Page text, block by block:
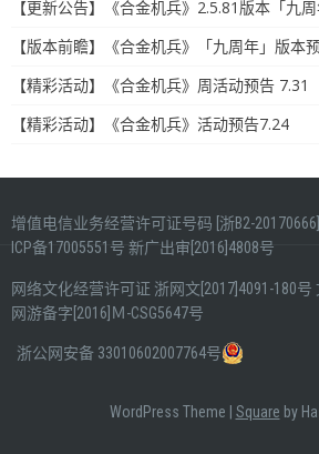
【更新公告】《合金机兵》2.5.81版本「九周
【版本前瞻】《合金机兵》「九周年」版本
【精彩活动】《合金机兵》周活动预告 7.31
【精彩活动】《合金机兵》活动预告7.24
增值电信业务经营许可证号码 [浙B2-20170666]
ICP备17005551号 新广出审[2016]4808号
网络文化经营许可证 浙网文[2017]4091-180号
网游备字[2016]Ｍ-CSG5647号
浙公网安备 33010602007764号
WordPress Theme
Square by